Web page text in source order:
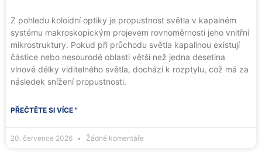
Z pohledu koloidní optiky je propustnost světla v kapalném
systému makroskopickým projevem rovnoměrnosti jeho vnitřní
mikrostruktury. Pokud při průchodu světla kapalinou existují
částice nebo nesourodé oblasti větší než jedna desetina
vlnové délky viditelného světla, dochází k rozptylu, což má za
následek snížení propustnosti.
PŘEČTĚTE SI VÍCE "
20. července 2026 Žádné komentáře